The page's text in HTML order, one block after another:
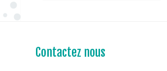
Contactez nous